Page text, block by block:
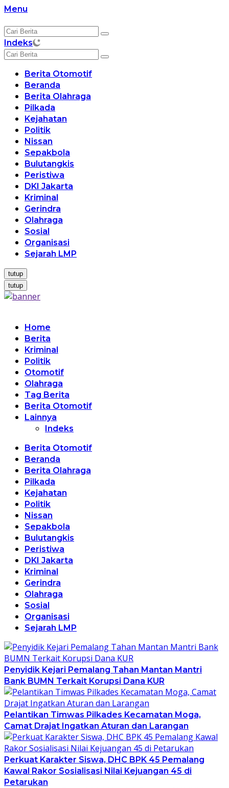
Langsung
konten
Menu
Indeks
Berita Otomotif
Beranda
Berita Olahraga
Pilkada
Kejahatan
Politik
Nissan
Sepakbola
Bulutangkis
Peristiwa
DKI Jakarta
Kriminal
Gerindra
Olahraga
Sosial
Organisasi
Sejarah LMP
tutup
tutup
Home
Berita
Kriminal
Politik
Otomotif
Olahraga
Tag Berita
Berita Otomotif
Lainnya
Indeks
Berita Otomotif
Beranda
Berita Olahraga
Pilkada
Kejahatan
Politik
Nissan
Sepakbola
Bulutangkis
Peristiwa
DKI Jakarta
Kriminal
Gerindra
Olahraga
Sosial
Organisasi
Sejarah LMP
Penyidik Kejari Pemalang Tahan Mantan Mantri
Bank BUMN Terkait Korupsi Dana KUR
Pelantikan Timwas Pilkades Kecamatan Moga,
Camat Drajat Ingatkan Aturan dan Larangan
Perkuat Karakter Siswa, DHC BPK 45 Pemalang
Kawal Rakor Sosialisasi Nilai Kejuangan 45 di
Petarukan